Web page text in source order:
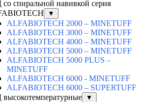
спиральной навивкой серия
▼
ALFABIOTECH 2000 – MINETUFF
ALFABIOTECH 3000 – MINETUFF
ALFABIOTECH 4000 – MINETUFF
ALFABIOTECH 5000 – MINETUFF
ALFABIOTECH 5000 PLUS –
MINETUFF
ALFABIOTECH 6000 - MINETUFF
ALFABIOTECH 6000 – SUPERTUFF
▼